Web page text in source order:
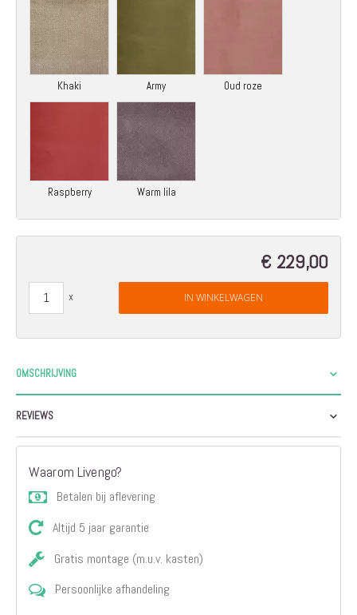
Khaki Army Oud roze
Raspberry Warm lila
€ 229,00
IN WINKELWAGEN
OMSCHRIJVING
REVIEWS
Waarom Livengo?
Betalen bij aflevering
Altijd 5 jaar garantie
Gratis montage (m.u.v. kasten)
Persoonlijke afhandeling